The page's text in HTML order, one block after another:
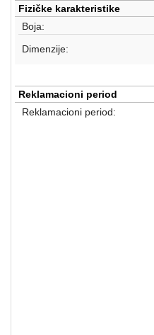
Fizičke karakteristike
Boja:
Dimenzije:
Reklamacioni period
Reklamacioni period: